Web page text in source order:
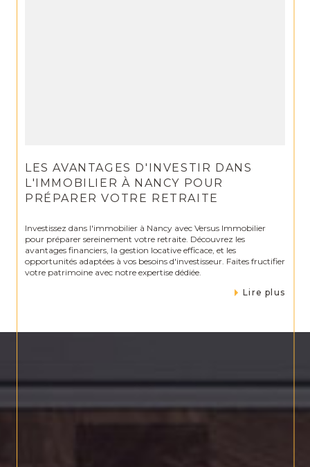
LES AVANTAGES D'INVESTIR DANS
L'IMMOBILIER À NANCY POUR
PRÉPARER VOTRE RETRAITE
Investissez dans l'immobilier à Nancy avec Versus Immobilier
pour préparer sereinement votre retraite. Découvrez les
avantages financiers, la gestion locative efficace, et les
opportunités adaptées à vos besoins d'investisseur. Faites fructifier
votre patrimoine avec notre expertise dédiée.
Lire plus